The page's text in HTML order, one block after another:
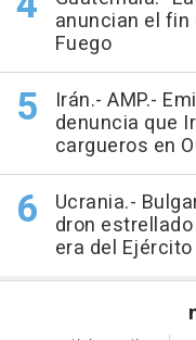
anuncian el fin
Fuego
Irán.- AMP.-
denuncia que
cargueros en
Ucrania.-
dron
era del